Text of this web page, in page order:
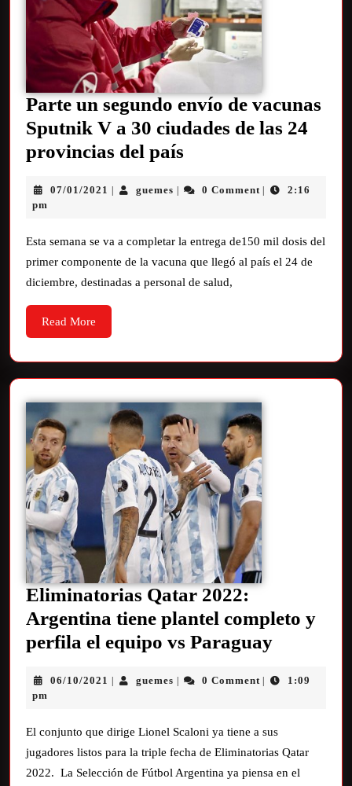
Parte un segundo envío de vacunas
Sputnik V a 30 ciudades de las 24
provincias del país
07/01/2021 guemes 0 Comment
2:16
pm
Esta semana se va a completar la entrega de150 mil dosis del
primer componente de la vacuna que llegó al país el 24 de
diciembre, destinadas a personal de salud,
Read More
Eliminatorias Qatar 2022:
Argentina tiene plantel completo y
perfila el equipo vs Paraguay
06/10/2021 guemes 0 Comment
1:09
pm
El conjunto que dirige Lionel Scaloni ya tiene a sus
jugadores listos para la triple fecha de Eliminatorias Qatar
2022. La Selección de Fútbol Argentina ya piensa en el